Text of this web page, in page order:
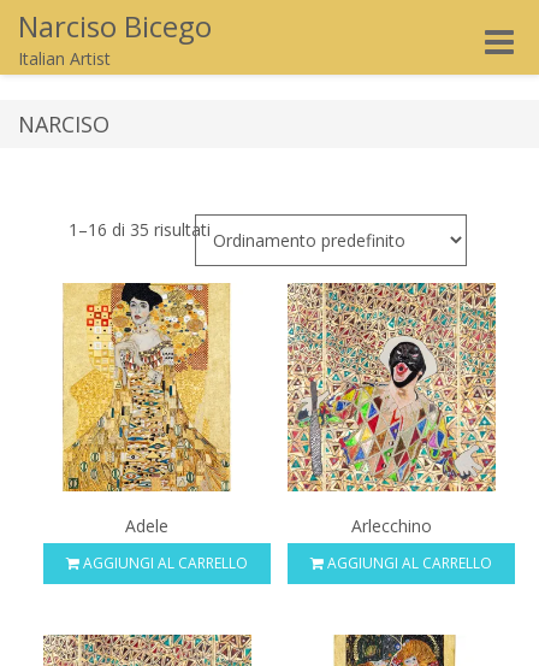
Narciso Bicego
Italian Artist
Toggle
NARCISO
1–16 di 35 risultati
Adele
AGGIUNGI AL CARRELLO
Arlecchino
AGGIUNGI AL CARRELLO